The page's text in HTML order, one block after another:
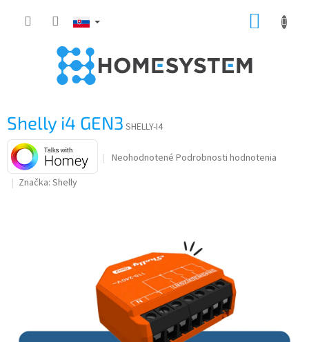
Shelly i4 GEN3 SHELLY-I4
Priemerné
Neohodnotené Podrobnosti hodnotenia
Značka: Shelly